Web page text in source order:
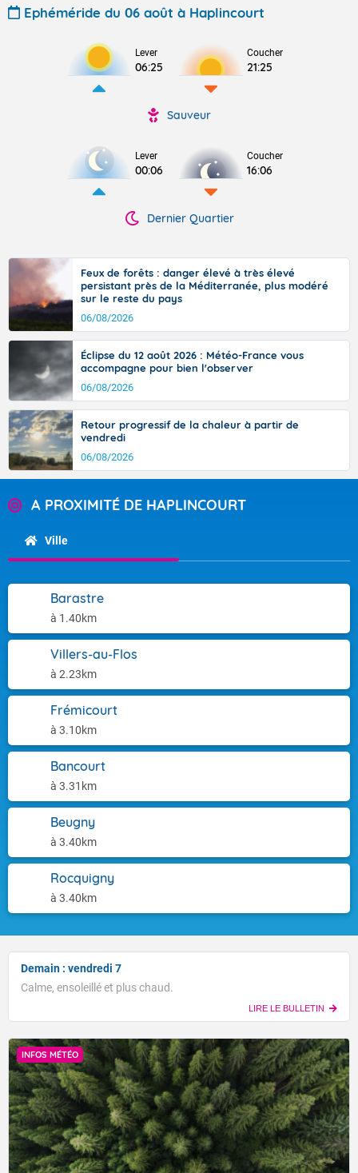
Ephéméride du 06 août à Haplincourt
Lever
06:25
Coucher
21:25
Sauveur
Lever
00:06
Coucher
16:06
Dernier Quartier
Feux de forêts : danger élevé à très élevé
persistant près de la Méditerranée, plus modéré
sur le reste du pays
06/08/2026
Éclipse du 12 août 2026 : Météo-France vous
accompagne pour bien l'observer
06/08/2026
Retour progressif de la chaleur à partir de
vendredi
06/08/2026
A PROXIMITÉ DE HAPLINCOURT
Ville
Barastre
à 1.40km
Villers-au-Flos
à 2.23km
Frémicourt
à 3.10km
Bancourt
à 3.31km
Beugny
à 3.40km
Rocquigny
à 3.40km
Demain : vendredi 7
Calme, ensoleillé et plus chaud.
LIRE LE BULLETIN
INFOS MÉTÉO